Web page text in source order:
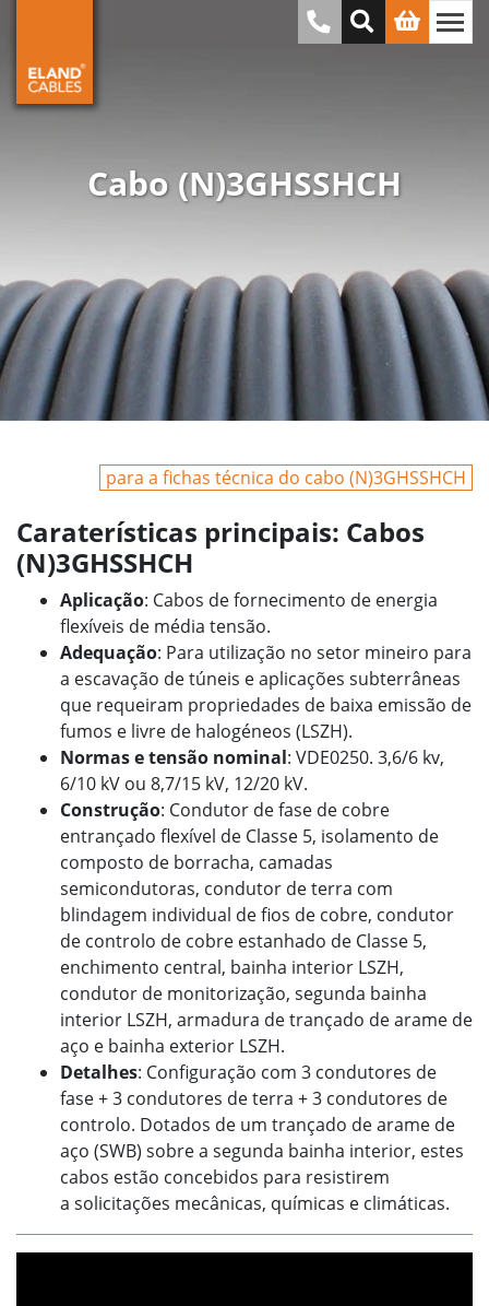
Cabo (N)3GHSSHCH
para a fichas técnica do cabo (N)3GHSSHCH
Caraterísticas principais: Cabos
(N)3GHSSHCH
Aplicação: Cabos de fornecimento de energia
flexíveis de média tensão.
Adequação: Para utilização no setor mineiro para
a escavação de túneis e aplicações subterrâneas
que requeiram propriedades de baixa emissão de
fumos e livre de halogéneos (LSZH).
Normas e tensão nominal: VDE0250. 3,6/6 kv,
6/10 kV ou 8,7/15 kV, 12/20 kV.
Construção: Condutor de fase de cobre
entrançado flexível de Classe 5, isolamento de
composto de borracha, camadas
semicondutoras, condutor de terra com
blindagem individual de fios de cobre, condutor
de controlo de cobre estanhado de Classe 5,
enchimento central, bainha interior LSZH,
condutor de monitorização, segunda bainha
interior LSZH, armadura de trançado de arame de
aço e bainha exterior LSZH.
Detalhes: Configuração com 3 condutores de
fase + 3 condutores de terra + 3 condutores de
controlo. Dotados de um trançado de arame de
aço (SWB) sobre a segunda bainha interior, estes
cabos estão concebidos para resistirem
a solicitações mecânicas, químicas e climáticas.